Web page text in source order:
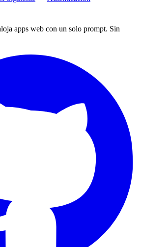
apps web con un solo prompt. Sin